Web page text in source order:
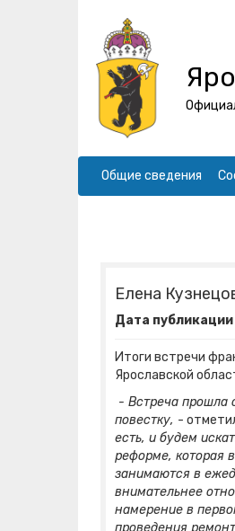
Общие сведения
Елена
Дата публикации
Итоги встречи
Ярославской
- Встреча прошла
повестку, -
есть, и будем
реформе, которая
занимаются в
внимательнее
намерение в